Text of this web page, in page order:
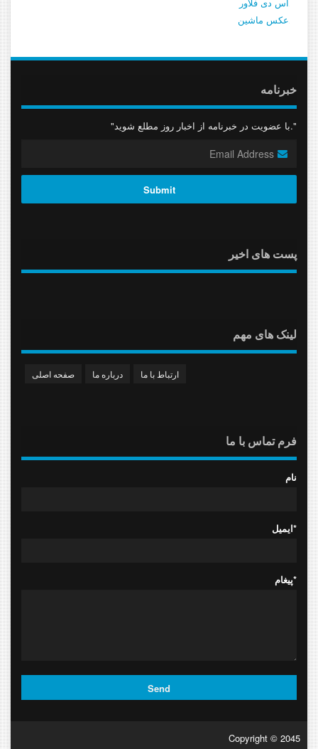
عکس ماشین
خبرنامه
"با عضویت در خبرنامه از اخبار روز مطلع شوید."
پست های اخیر
لینک های مهم
صفحه اصلی درباره ما ارتباط با ما
فرم تماس با ما
نام
ایمیل*
پیغام*
Copyright © 2045